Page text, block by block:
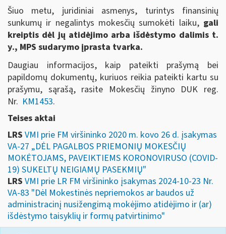
Šiuo metu, juridiniai asmenys, turintys finansinių
sunkumų ir negalintys mokesčių sumokėti laiku, gali
kreiptis dėl jų atidėjimo arba išdėstymo dalimis t.
y., MPS sudarymo įprasta tvarka.
Daugiau informacijos, kaip pateikti prašymą bei
papildomų dokumentų, kuriuos reikia pateikti kartu su
prašymu, sąrašą, rasite Mokesčių žinyno DUK reg.
Nr. KM1453.
Teises aktai
LRS VMI prie FM viršininko 2020 m. kovo 26 d. įsakymas
VA-27 „DĖL PAGALBOS PRIEMONIŲ MOKESČIŲ
MOKĖTOJAMS, PAVEIKTIEMS KORONOVIRUSO (COVID-
19) SUKELTŲ NEIGIAMŲ PASEKMIŲ"
LRS VMI prie LR FM viršininko įsakymas 2024-10-23 Nr.
VA-83 "Dėl Mokestinės nepriemokos ar baudos už
administracinį nusižengimą mokėjimo atidėjimo ir (ar)
išdėstymo taisyklių ir formų patvirtinimo"